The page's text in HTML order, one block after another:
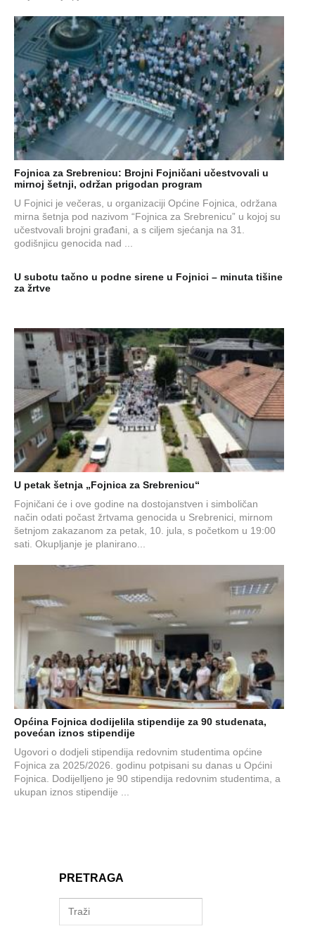
Fojnica za Srebrenicu: Brojni Fojničani učestvovali u
mirnoj šetnji, održan prigodan program
U Fojnici je večeras, u organizaciji Općine Fojnica, održana
mirna šetnja pod nazivom “Fojnica za Srebrenicu” u kojoj su
učestvovali brojni građani, a s ciljem sjećanja na 31.
godišnjicu genocida nad ...
U subotu tačno u podne sirene u Fojnici – minuta tišine
za žrtve
U petak šetnja „Fojnica za Srebrenicu“
Fojničani će i ove godine na dostojanstven i simboličan
način odati počast žrtvama genocida u Srebrenici, mirnom
šetnjom zakazanom za petak, 10. jula, s početkom u 19:00
sati. Okupljanje je planirano...
Općina Fojnica dodijelila stipendije za 90 studenata,
povećan iznos stipendije
Ugovori o dodjeli stipendija redovnim studentima općine
Fojnica za 2025/2026. godinu potpisani su danas u Općini
Fojnica. Dodijelljeno je 90 stipendija redovnim studentima, a
ukupan iznos stipendije ...
PRETRAGA